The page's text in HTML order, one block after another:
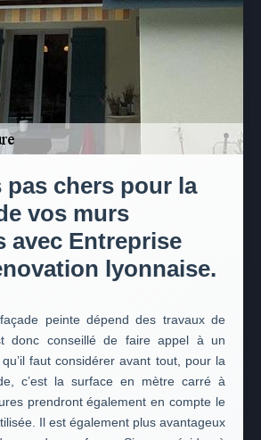
pas chers pour la
vos murs
avec Entreprise
lyonnaise.
peinte dépend des travaux de
donc conseillé de faire appel à un
faut considérer avant tout, pour la
c’est la surface en mètre carré à
prendront également en compte le
Il est également plus avantageux